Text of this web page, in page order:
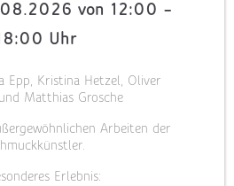
Goldschmiede und Juwelier
von 12:00 –
Uhr
Epp, Kristina Hetzel, Oliver
Matthias Grosche
Arbeiten der
Erlebnis: